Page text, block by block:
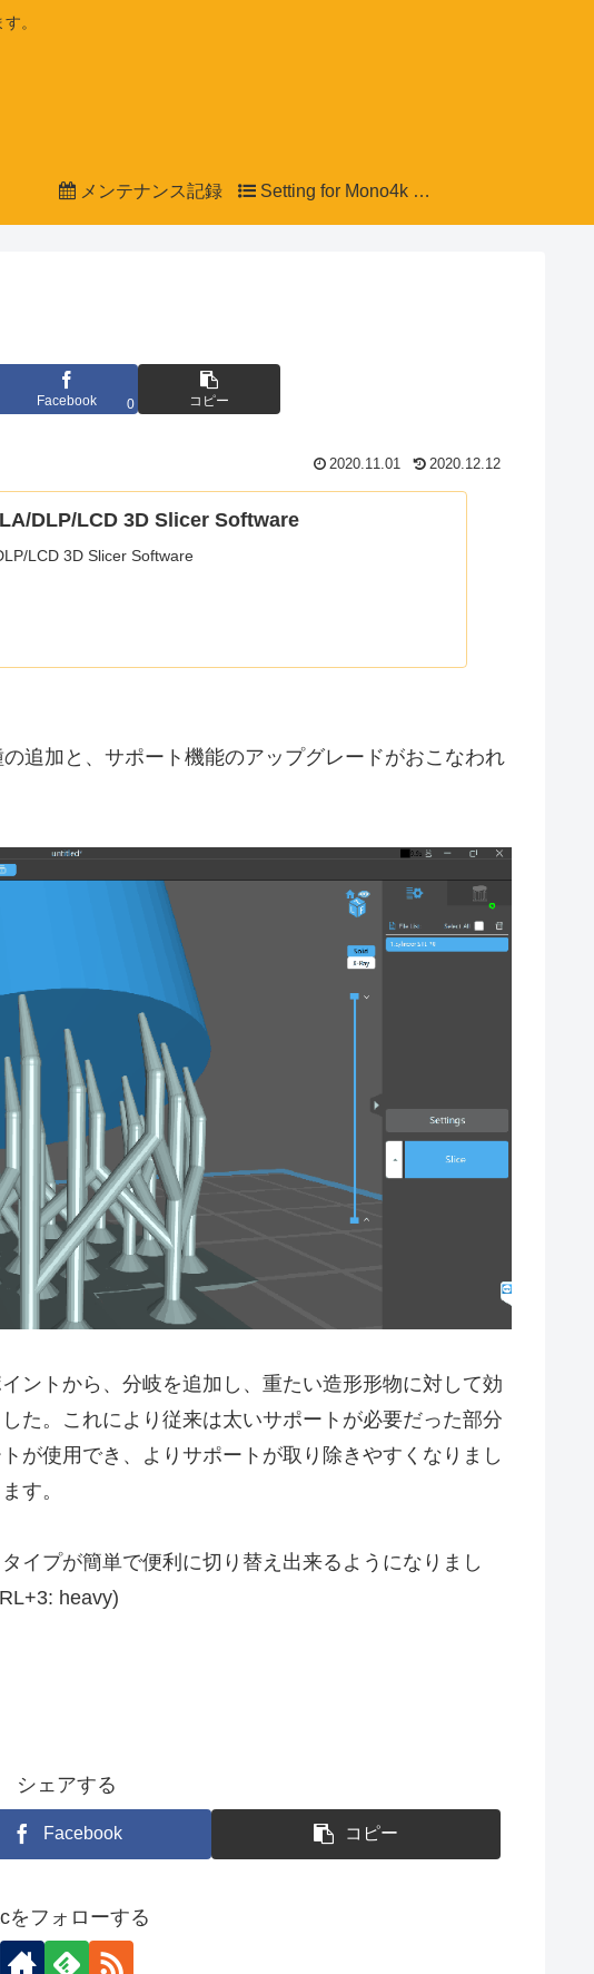
。
メンテナンス記録 Setting for Mono4k LCD
Facebook 0 コピー
2020.11.01 2020.12.12
DLP/LCD 3D Slicer Software
LCD 3D Slicer Software
追加と、サポート機能のアップグレードがおこなわれ
ントから、分岐を追加し、重たい造形形物に対して効
た。これにより従来は太いサポートが必要だった部分
が使用でき、よりサポートが取り除きやすくなりまし
す。
イプが簡単で便利に切り替え出来るようになりまし
heavy)
シェアする
Facebook コピー
をフォローする